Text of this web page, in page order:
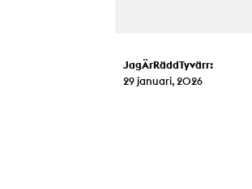
JagÄrRäddTyvärr:
29 januari, 2026